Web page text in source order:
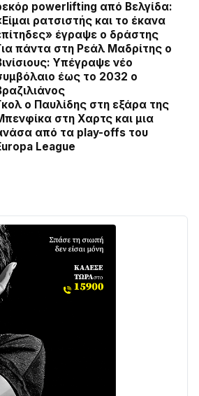
powerlifting από Βελγίδα:
ρατσιστής και το έκανα
έγραψε ο δράστης
πάντα στη Ρεάλ Μαδρίτης ο
Yπέγραψε νέο
έως το 2032 ο
ο Παυλίδης στη εξάρα της
στη Χαρτς και μια
από τα play-offs του
League